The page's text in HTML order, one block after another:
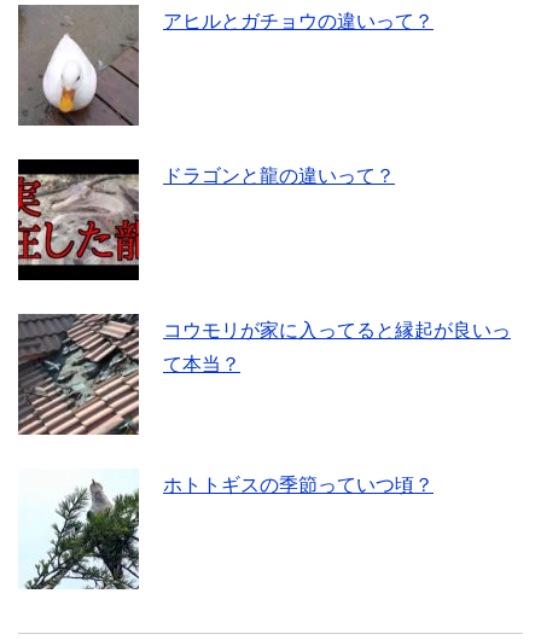
アヒルとガチョウの違いって？
ドラゴンと龍の違いって？
コウモリが家に入ってると縁起が良いっ
て本当？
ホトトギスの季節っていつ頃？